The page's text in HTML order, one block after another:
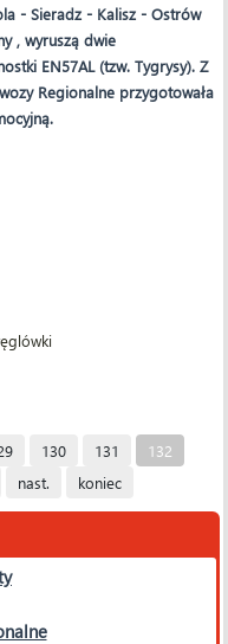
- Sieradz - Kalisz - Ostrów
, wyruszą dwie
EN57AL (tzw. Tygrysy). Z
Regionalne przygotowała
130 131
132
nast. koniec